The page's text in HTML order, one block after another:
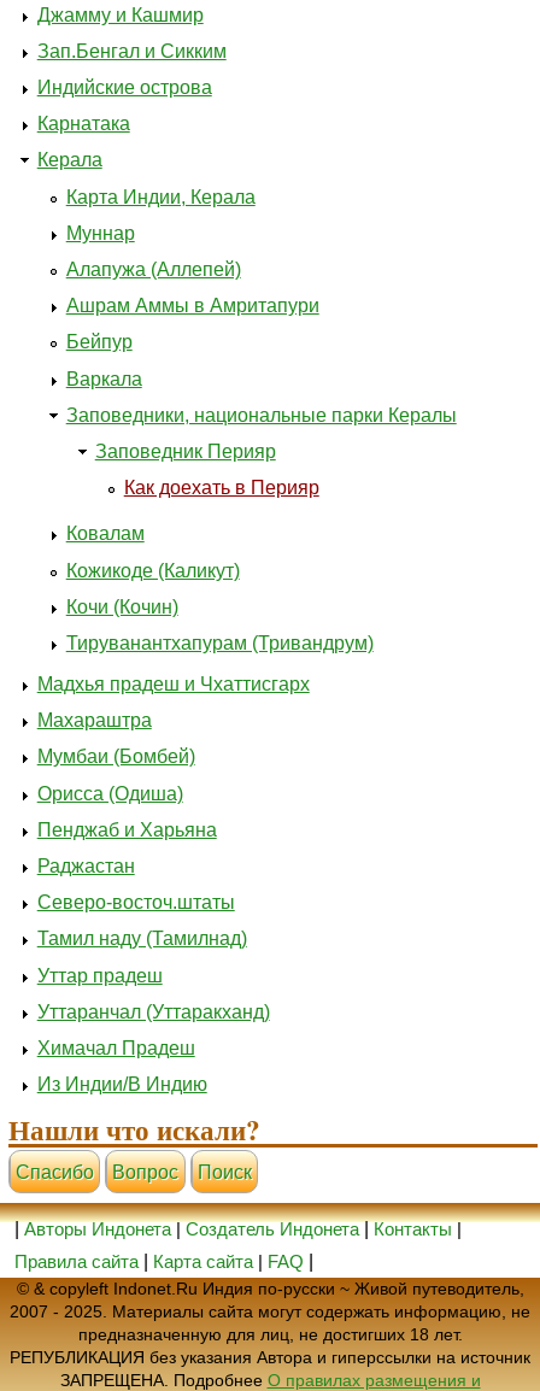
Джамму и Кашмир
Зап.Бенгал и Сикким
Индийские острова
Карнатака
Керала
Карта Индии, Керала
Муннар
Алапужа (Аллепей)
Ашрам Аммы в Амритапури
Бейпур
Варкала
Заповедники, национальные парки Кералы
Заповедник Перияр
Как доехать в Перияр
Ковалам
Кожикоде (Каликут)
Кочи (Кочин)
Тируванантхапурам (Тривандрум)
Мадхья прадеш и Чхаттисгарх
Махараштра
Мумбаи (Бомбей)
Орисса (Одиша)
Пенджаб и Харьяна
Раджастан
Северо-восточ.штаты
Тамил наду (Тамилнад)
Уттар прадеш
Уттаранчал (Уттаракханд)
Химачал Прадеш
Из Индии/В Индию
Нашли что искали?
Cпасибо Вопрос Поиск
|Авторы Индонета|Создатель Индонета|Контакты|
Правила сайта
Карта сайта | FAQ
© & copyleft Indonet.Ru Индия по-русски ~ Живой путеводитель,
2007 - 2025. Материалы сайта могут содержать информацию, не
предназначенную для лиц, не достигших 18 лет.
РЕПУБЛИКАЦИЯ без указания Автора и гиперссылки на источник
ЗАПРЕЩЕНА. Подробнее О правилах размещения и